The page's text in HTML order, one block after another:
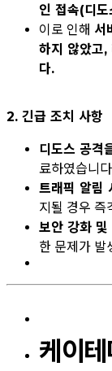
인 접속(디도
이로 인해 서
하지 않았고,
다.
2. 긴급 조치 사항
디도스 공격
료하였습니
트래픽 알림
지될 경우 즉
보안 강화 및
한 문제가 발
케이